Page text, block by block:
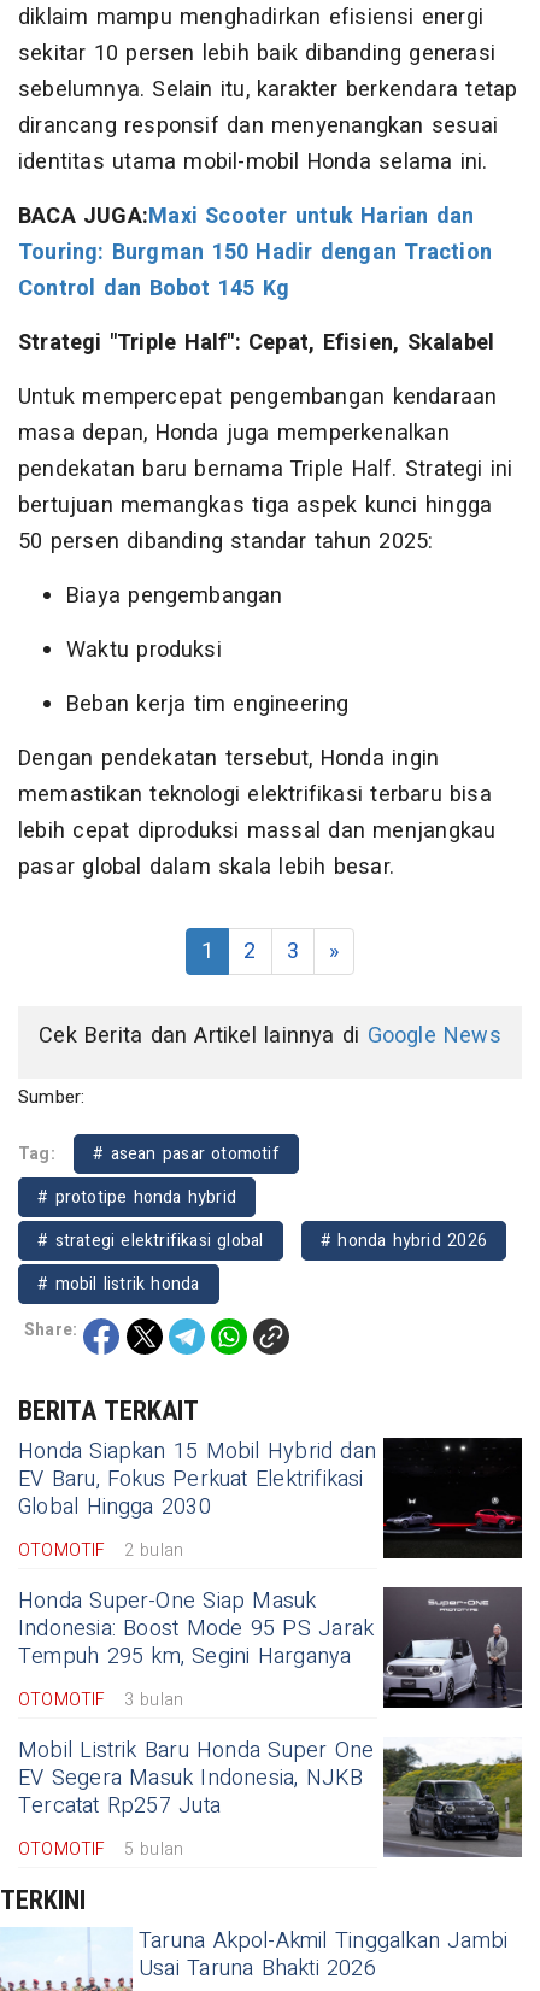
diklaim mampu menghadirkan efisiensi energi
sekitar 10 persen lebih baik dibanding generasi
sebelumnya. Selain itu, karakter berkendara tetap
dirancang responsif dan menyenangkan sesuai
identitas utama mobil-mobil Honda selama ini.
BACA JUGA:Maxi Scooter untuk Harian dan
Touring: Burgman 150 Hadir dengan Traction
Control dan Bobot 145 Kg
Strategi "Triple Half": Cepat, Efisien, Skalabel
Untuk mempercepat pengembangan kendaraan
masa depan, Honda juga memperkenalkan
pendekatan baru bernama Triple Half. Strategi ini
bertujuan memangkas tiga aspek kunci hingga
50 persen dibanding standar tahun 2025:
Biaya pengembangan
Waktu produksi
Beban kerja tim engineering
Dengan pendekatan tersebut, Honda ingin
memastikan teknologi elektrifikasi terbaru bisa
lebih cepat diproduksi massal dan menjangkau
pasar global dalam skala lebih besar.
1 2 3 »
Cek Berita dan Artikel lainnya di Google News
Sumber:
Tag:
# asean pasar otomotif
# prototipe honda hybrid
# strategi elektrifikasi global
# honda hybrid 2026
# mobil listrik honda
Share:
BERITA TERKAIT
Honda Siapkan 15 Mobil Hybrid dan
EV Baru, Fokus Perkuat Elektrifikasi
Global Hingga 2030
OTOMOTIF 2 bulan
Honda Super-One Siap Masuk
Indonesia: Boost Mode 95 PS Jarak
Tempuh 295 km, Segini Harganya
OTOMOTIF 3 bulan
Mobil Listrik Baru Honda Super One
EV Segera Masuk Indonesia, NJKB
Tercatat Rp257 Juta
OTOMOTIF 5 bulan
TERKINI
Taruna Akpol-Akmil Tinggalkan Jambi
Usai Taruna Bhakti 2026